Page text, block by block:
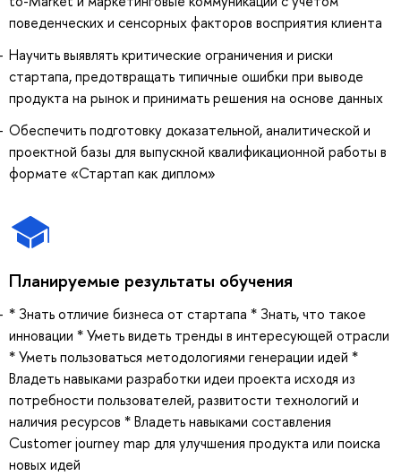
поведенческих и сенсорных факторов восприятия клиента
Научить выявлять критические ограничения и риски
стартапа, предотвращать типичные ошибки при выводе
продукта на рынок и принимать решения на основе данных
Обеспечить подготовку доказательной, аналитической и
проектной базы для выпускной квалификационной работы в
формате «Стартап как диплом»
Планируемые результаты обучения
* Знать отличие бизнеса от стартапа * Знать, что такое
инновации * Уметь видеть тренды в интересующей отрасли
* Уметь пользоваться методологиями генерации идей *
Владеть навыками разработки идеи проекта исходя из
потребности пользователей, развитости технологий и
наличия ресурсов * Владеть навыками составления
Customer journey map для улучшения продукта или поиска
новых идей